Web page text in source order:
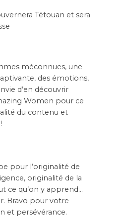
Tétouan et sera
méconnues, une
des émotions,
d’en découvrir
Women pour ce
du contenu et
pour l’originalité de
originalité de la
ce qu’on y apprend…
Bravo pour votre
et persévérance.